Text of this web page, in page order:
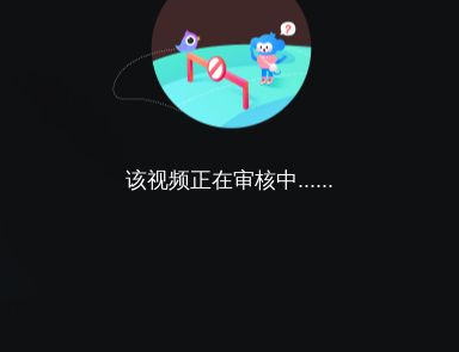
该视频正在审核中......